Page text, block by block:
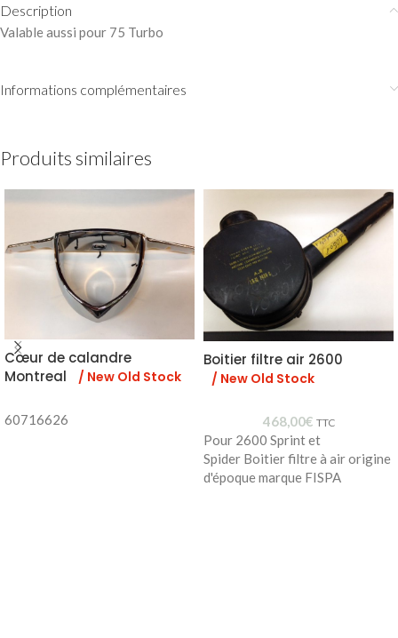
Description
Valable aussi pour 75 Turbo
Informations complémentaires
Produits similaires
Cœur de calandre
Montreal
/ New Old Stock
60716626
Boitier filtre air 2600
/ New Old Stock
468,00€ TTC
Pour 2600 Sprint et
Spider Boitier filtre à air origine
d'époque marque FISPA